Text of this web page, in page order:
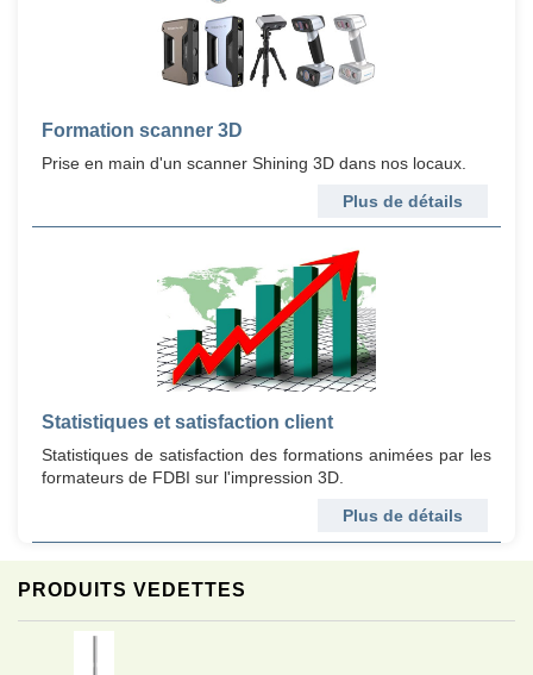
PRODUITS VEDETTES
Formation scanner 3D
Prise en main d'un scanner Shining 3D dans nos locaux.
Plus de détails
Statistiques et satisfaction client
Statistiques de satisfaction des formations animées par les
formateurs de FDBI sur l'impression 3D.
Plus de détails